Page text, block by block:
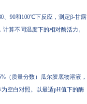
80、90和100℃下反应，测定β-甘露
算不同温度下的相对酶活力。
制0.5%（质量分数）瓜尔胶底物溶液，
白对照。以最适pH值下的酶